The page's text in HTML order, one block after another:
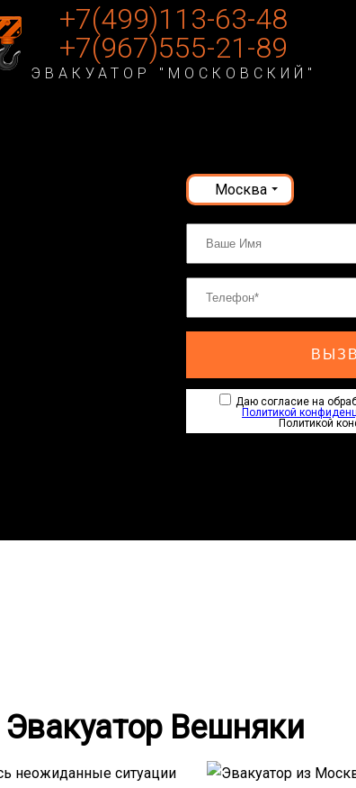
+7(499)113-63-48
+7(967)555-21-89
ЭВАКУАТОР "МОСКОВСКИЙ"
Москва
Даю согласие на
Политикой
Политикой
Эвакуатор Вешняки
неожиданные ситуации